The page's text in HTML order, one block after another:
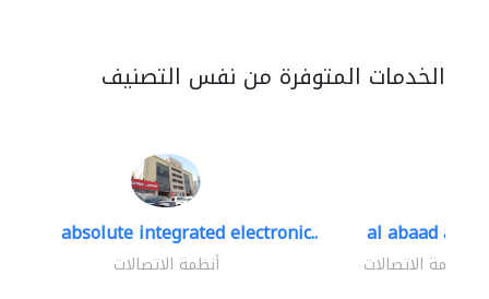
الخدمات المتوفرة من نفس التصنيف
absolute integrated electronic..
أنظمة الاتصالات
al abaad al..
أنظمة الاتصالات